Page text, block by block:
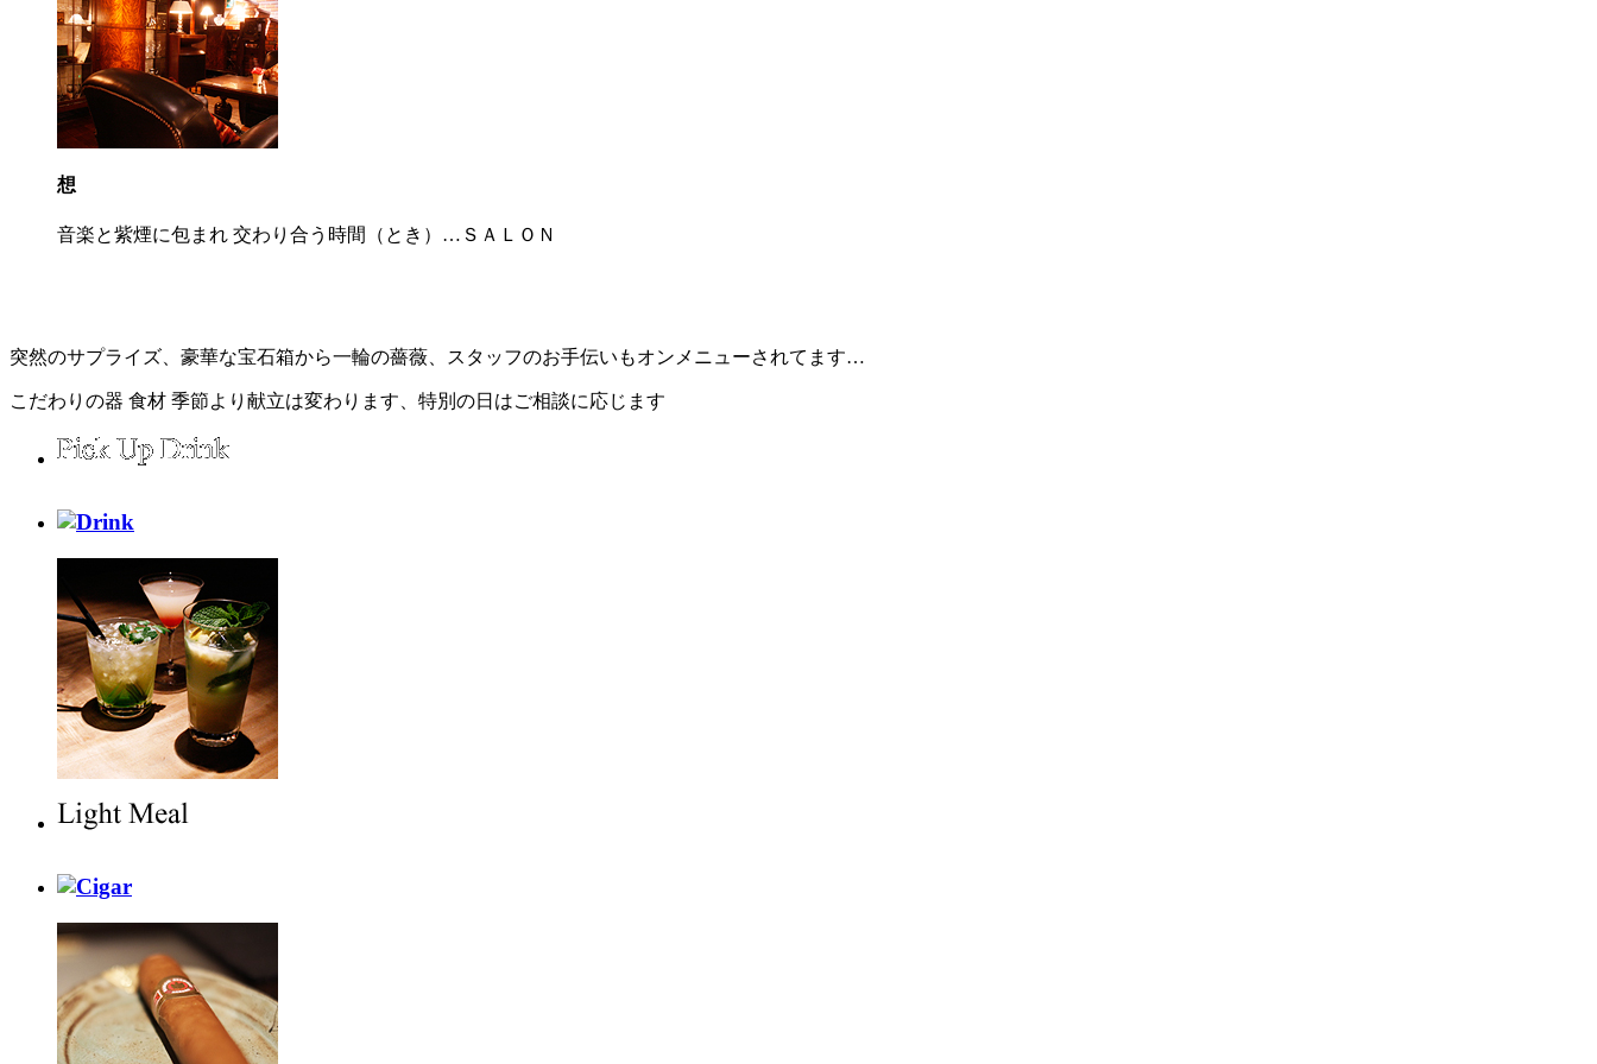
想
音楽と紫煙に包まれ 交わり合う時間（とき）…ＳＡＬＯＮ
突然のサプライズ、豪華な宝石箱から一輪の薔薇、スタッフのお手伝いもオンメニューされてます…
こだわりの器 食材 季節より献立は変わります、特別の日はご相談に応じます